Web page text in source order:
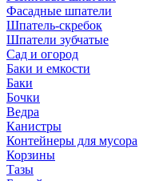
Фасадные шпатели
Шпатель-скребок
Шпатели зубчатые
Сад и огород
Баки и емкости
Баки
Бочки
Ведра
Канистры
Контейнеры для мусора
Корзины
Тазы